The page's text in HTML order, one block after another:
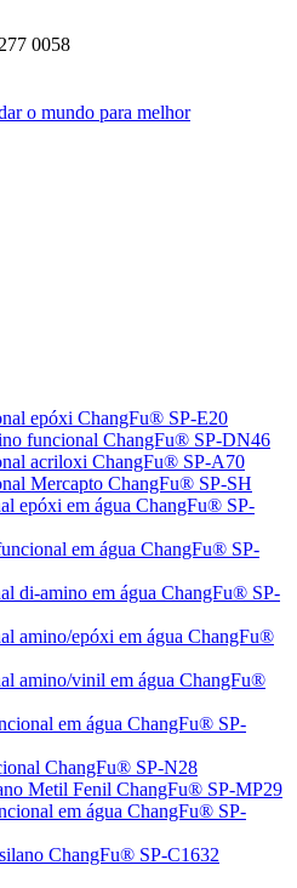
0058
o mundo para melhor
epóxi ChangFu® SP-E20
funcional ChangFu® SP-DN46
acriloxi ChangFu® SP-A70
Mercapto ChangFu® SP-SH
epóxi em água ChangFu® SP-
em água ChangFu® SP-
di-amino em água ChangFu® SP-
amino/epóxi em água ChangFu®
amino/vinil em água ChangFu®
em água ChangFu® SP-
ChangFu® SP-N28
Metil Fenil ChangFu® SP-MP29
em água ChangFu® SP-
ChangFu® SP-C1632